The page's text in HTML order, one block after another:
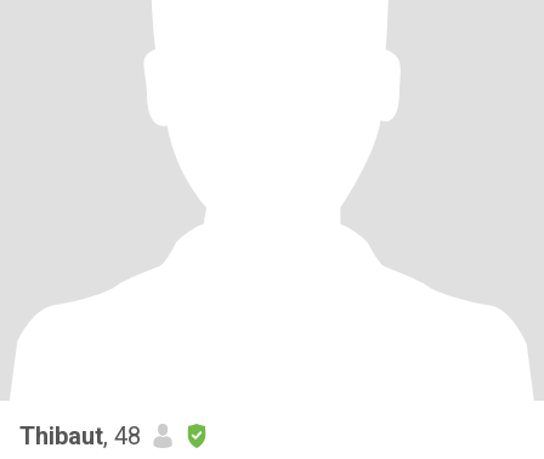
Thibaut, 48